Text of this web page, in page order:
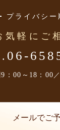
プライバシー
気軽にご
06-
9：00～18：00
メールでご